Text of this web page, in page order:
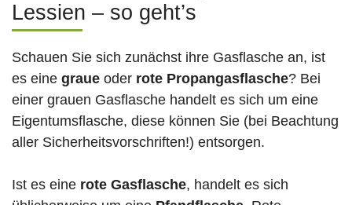
Lessien – so geht’s
Schauen Sie sich zunächst ihre Gasflasche an, ist
es eine graue oder rote Propangasflasche? Bei
einer grauen Gasflasche handelt es sich um eine
Eigentumsflasche, diese können Sie (bei Beachtung
aller Sicherheitsvorschriften!) entsorgen.
Ist es eine rote Gasflasche, handelt es sich